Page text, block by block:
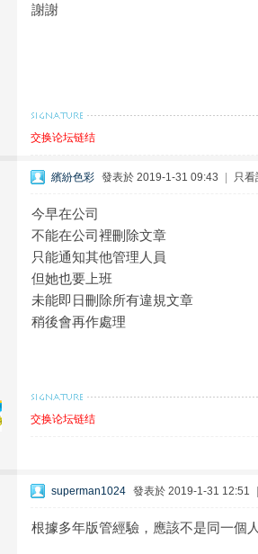
謝謝
交换论坛链结
繽紛色彩 發表於 2019-1-31 09:43 只看
今早在公司
不能在公司裡刪除文章
只能通知其他管理人員
但她也要上班
未能即日刪除所有違規文章
稍後會再作處理
交换论坛链结
superman1024 發表於 2019-1-31 12:51
根據多年版管經驗，應該不是同一個